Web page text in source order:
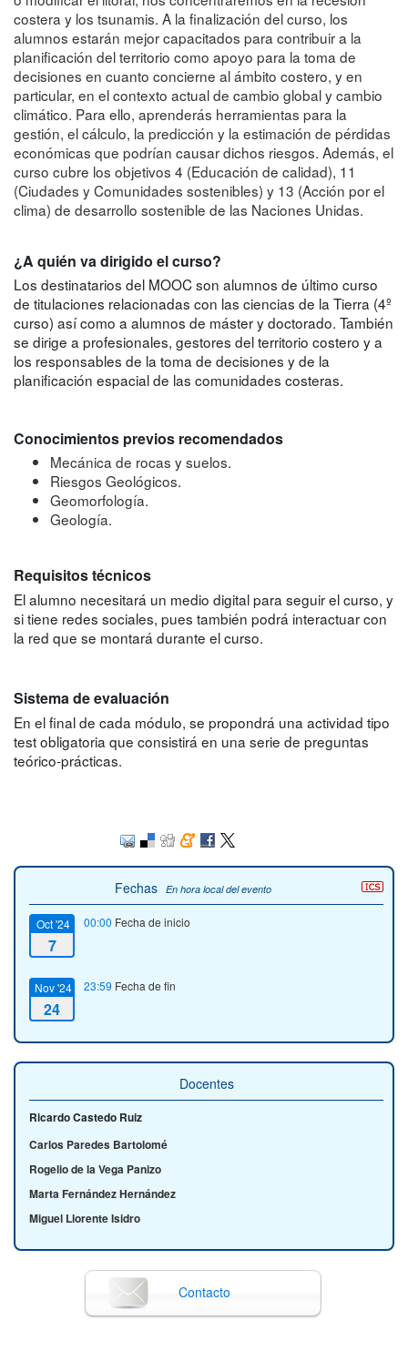
costera y los tsunamis. A la finalización del curso, los
alumnos estarán mejor capacitados para contribuir a la
planificación del territorio como apoyo para la toma de
decisiones en cuanto concierne al ámbito costero, y en
particular, en el contexto actual de cambio global y cambio
climático. Para ello, aprenderás herramientas para la
gestión, el cálculo, la predicción y la estimación de pérdidas
económicas que podrían causar dichos riesgos. Además, el
curso cubre los objetivos 4 (Educación de calidad), 11
(Ciudades y Comunidades sostenibles) y 13 (Acción por el
clima) de desarrollo sostenible de las Naciones Unidas.
¿A quién va dirigido el curso?
Los destinatarios del MOOC son alumnos de último curso
de titulaciones relacionadas con las ciencias de la Tierra (4º
curso) así como a alumnos de máster y doctorado. También
se dirige a profesionales, gestores del territorio costero y a
los responsables de la toma de decisiones y de la
planificación espacial de las comunidades costeras.
Conocimientos previos recomendados
Mecánica de rocas y suelos.
Riesgos Geológicos.
Geomorfología.
Geología.
Requisitos técnicos
El alumno necesitará un medio digital para seguir el curso, y
si tiene redes sociales, pues también podrá interactuar con
la red que se montará durante el curso.
Sistema de evaluación
En el final de cada módulo, se propondrá una actividad tipo
test obligatoria que consistirá en una serie de preguntas
teórico-prácticas.
Fechas En hora local del evento
Oct '24
7
00:00 Fecha de inicio
Nov '24
24
23:59 Fecha de fin
Docentes
Ricardo Castedo Ruiz
Carlos Paredes Bartolomé
Rogelio de la Vega Panizo
Marta Fernández Hernández
Miguel Llorente Isidro
Contacto